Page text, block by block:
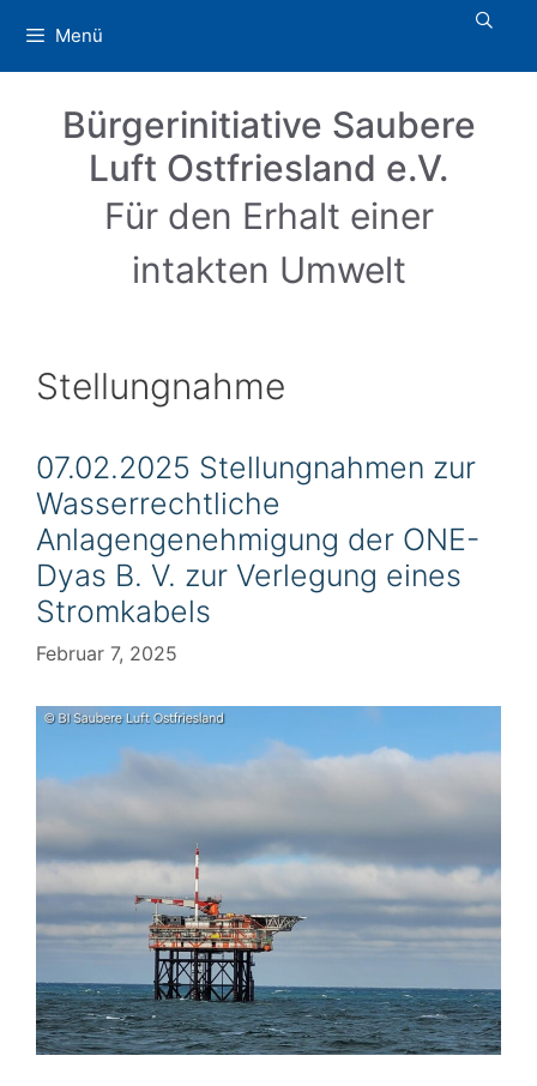
Inhalt
springen
Menü
Bürgerinitiative Saubere
Luft Ostfriesland e.V.
Für den Erhalt einer
intakten Umwelt
Stellungnahme
07.02.2025 Stellungnahmen zur
Wasserrechtliche
Anlagengenehmigung der ONE-
Dyas B. V. zur Verlegung eines
Stromkabels
Februar 7, 2025